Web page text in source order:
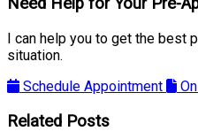
I can help you to get the best
situation.
Schedule Appointment
Related Posts